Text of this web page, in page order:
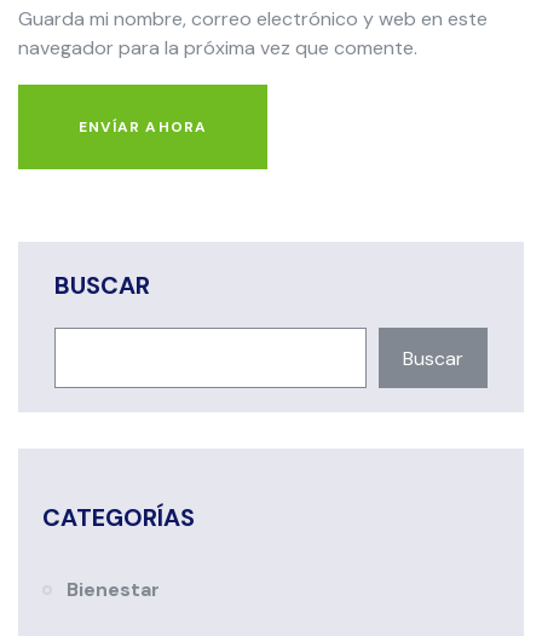
Guarda mi nombre, correo electrónico y web en este
navegador para la próxima vez que comente.
ENVÍAR AHORA
BUSCAR
Buscar
CATEGORÍAS
Bienestar